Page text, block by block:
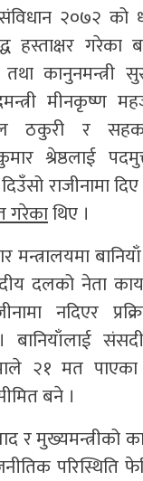
२०७२ को
गरेका
कानुनमन्त्री
मीनकृष्ण
ठकुरी र
श्रेष्ठलाई
राजीनामा
गरेकाथिए ।
मन्त्रालयमा
दलको नेता
नदिएर
२१ मत
बने ।
र मुख्यमन्त्रीको
परिस्थिति